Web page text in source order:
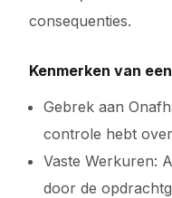
consequenties.
Kenmerken van
Gebrek aan
controle hebt
Vaste Werkuren:
door de